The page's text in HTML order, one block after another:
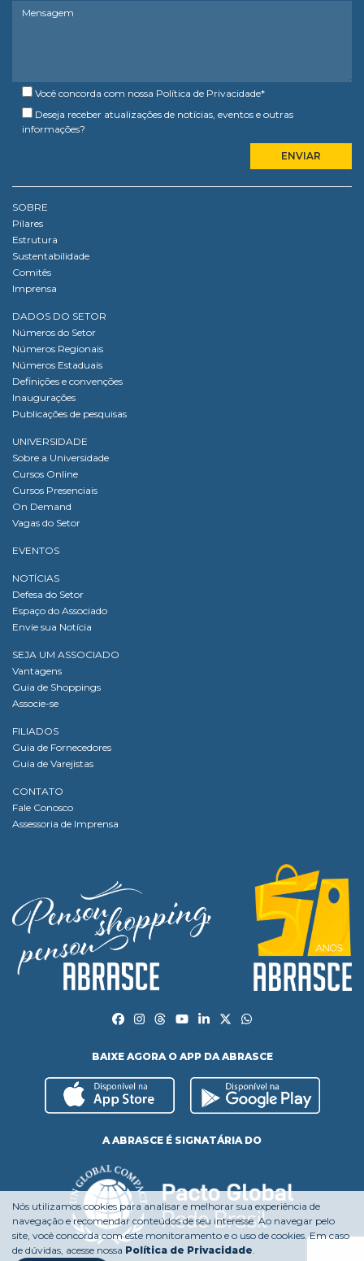
Você concorda com nossa Política de Privacidade*
Deseja receber atualizações de notícias, eventos e outras
informações?
SOBRE
Pilares
Estrutura
Sustentabilidade
Comitês
Imprensa
DADOS DO SETOR
Números do Setor
Números Regionais
Números Estaduais
Definições e convenções
Inaugurações
Publicações de pesquisas
UNIVERSIDADE
Sobre a Universidade
Cursos Online
Cursos Presenciais
On Demand
Vagas do Setor
EVENTOS
NOTÍCIAS
Defesa do Setor
Espaço do Associado
Envie sua Notícia
SEJA UM ASSOCIADO
Vantagens
Guia de Shoppings
Associe-se
FILIADOS
Guia de Fornecedores
Guia de Varejistas
CONTATO
Fale Conosco
Assessoria de Imprensa
BAIXE AGORA O APP DA ABRASCE
A ABRASCE É SIGNATÁRIA DO
Nós utilizamos cookies para analisar e melhorar sua experiência de
navegação e recomendar conteúdos de seu interesse. Ao navegar pelo
site, você concorda com este monitoramento e o uso de cookies. Em caso
de dúvidas, acesse nossa Política de Privacidade.